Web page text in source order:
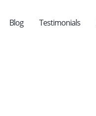
Blog Testimonials